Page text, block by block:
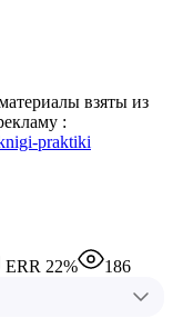
взяты из
:
praktiki
ERR 22% 186